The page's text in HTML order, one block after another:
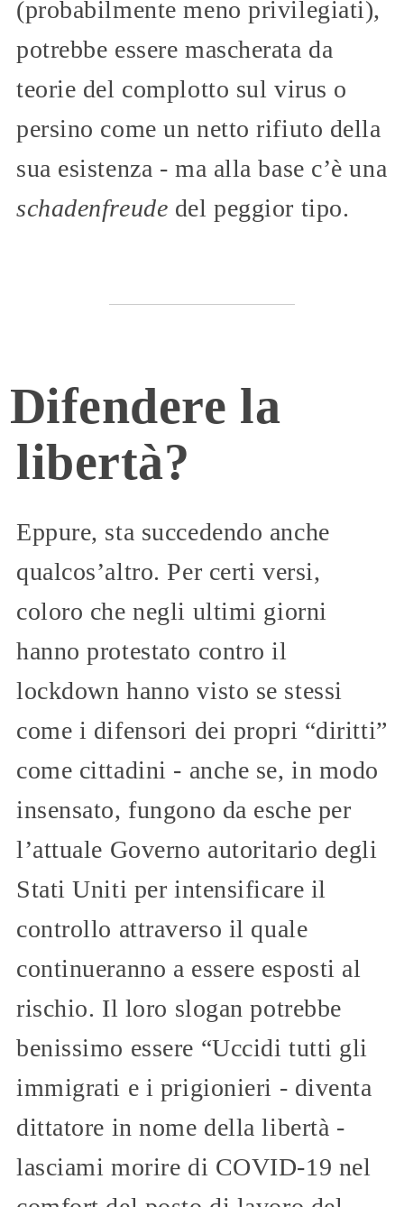
(probabilmente meno privilegiati),
potrebbe essere mascherata da
teorie del complotto sul virus o
persino come un netto rifiuto della
sua esistenza - ma alla base c’è una
schadenfreude del peggior tipo.
Difendere la
libertà?
Eppure, sta succedendo anche
qualcos’altro. Per certi versi,
coloro che negli ultimi giorni
hanno protestato contro il
lockdown hanno visto se stessi
come i difensori dei propri “diritti”
come cittadini - anche se, in modo
insensato, fungono da esche per
l’attuale Governo autoritario degli
Stati Uniti per intensificare il
controllo attraverso il quale
continueranno a essere esposti al
rischio. Il loro slogan potrebbe
benissimo essere “Uccidi tutti gli
immigrati e i prigionieri - diventa
dittatore in nome della libertà -
lasciami morire di COVID-19 nel